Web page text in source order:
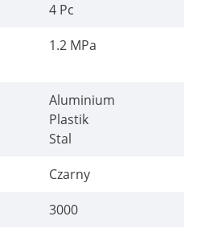
4 Pc
1.2 MPa
Aluminium
Plastik
Stal
Czarny
3000